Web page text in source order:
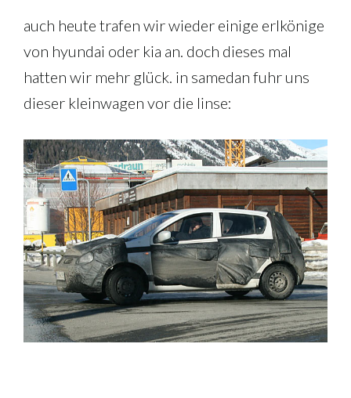
auch heute trafen wir wieder einige erlkönige
von hyundai oder kia an. doch dieses mal
hatten wir mehr glück. in samedan fuhr uns
dieser kleinwagen vor die linse: